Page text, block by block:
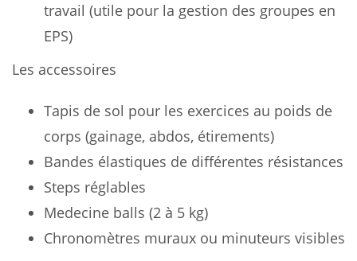
travail (utile pour la gestion des groupes en
EPS)
Les accessoires
Tapis de sol pour les exercices au poids de
corps (gainage, abdos, étirements)
Bandes élastiques de différentes résistances
Steps réglables
Medecine balls (2 à 5 kg)
Chronomètres muraux ou minuteurs visibles